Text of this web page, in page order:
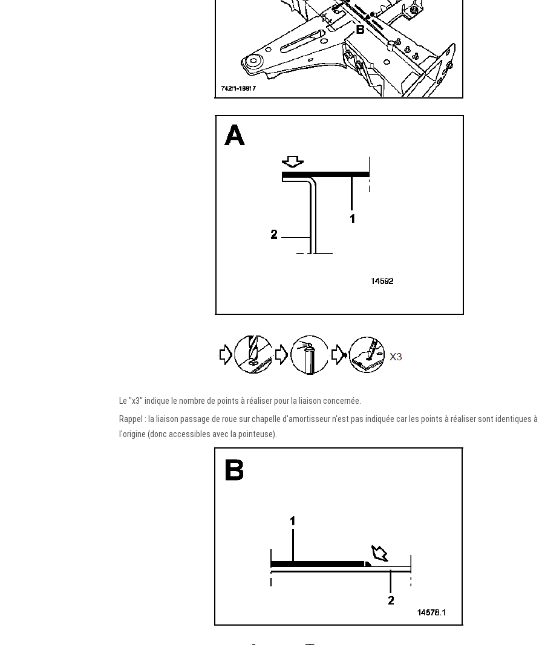
Le "x3" indique le nombre de points à réaliser pour la liaison concernée.
Rappel : la liaison passage de roue sur chapelle d'amortisseur n'est pas indiquée car les points à réaliser sont identiques à
l'origine (donc accessibles avec la pointeuse).